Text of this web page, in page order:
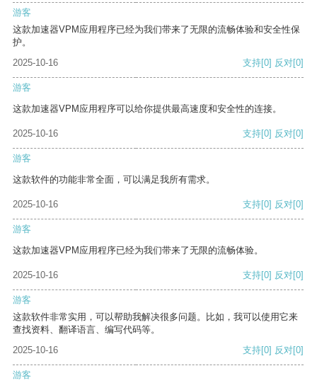
游客
这款加速器VPM应用程序已经为我们带来了无限的流畅体验和安全性保
护。
2025-10-16
支持[0] 反对[0]
游客
这款加速器VPM应用程序可以给你提供最高速度和安全性的连接。
2025-10-16 支持[0] 反对[0]
游客
这款软件的功能非常全面，可以满足我所有需求。
2025-10-16 支持[0] 反对[0]
游客
这款加速器VPM应用程序已经为我们带来了无限的流畅体验。
2025-10-16 支持[0] 反对[0]
游客
这款软件非常实用，可以帮助我解决很多问题。比如，我可以使用它来
查找资料、翻译语言、编写代码等。
2025-10-16
支持[0] 反对[0]
游客